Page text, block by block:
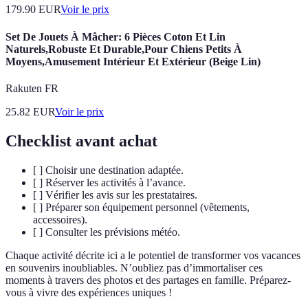
179.90 EURVoir le prix
Set De Jouets À Mâcher: 6 Pièces Coton Et Lin
Naturels,Robuste Et Durable,Pour Chiens Petits À
Moyens,Amusement Intérieur Et Extérieur (Beige Lin)
Rakuten FR
25.82 EURVoir le prix
Checklist avant achat
[ ] Choisir une destination adaptée.
[ ] Réserver les activités à l’avance.
[ ] Vérifier les avis sur les prestataires.
[ ] Préparer son équipement personnel (vêtements,
accessoires).
[ ] Consulter les prévisions météo.
Chaque activité décrite ici a le potentiel de transformer vos vacances
en souvenirs inoubliables. N’oubliez pas d’immortaliser ces
moments à travers des photos et des partages en famille. Préparez-
vous à vivre des expériences uniques !